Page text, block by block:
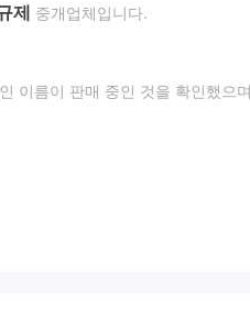
제 중개업체입니다.
이름이 판매 중인 것을 확인했으
트에 접속할 수 없어 FXPG의 신
대한 자세한 거래 정보를 설명하